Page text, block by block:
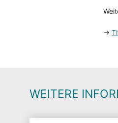
→
WEITERE